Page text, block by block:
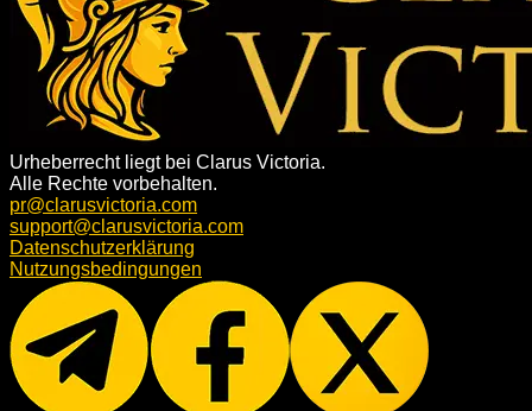
Urheberrecht liegt bei Clarus Victoria.
Alle Rechte vorbehalten.
pr@clarusvictoria.com
support@clarusvictoria.com
Datenschutzerklärung
Nutzungsbedingungen